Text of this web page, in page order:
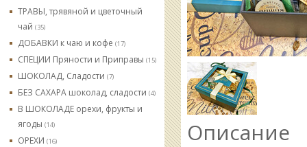
ТРАВЫ, трявяной и цветочный
чай (35)
ДОБАВКИ к чаю и кофе (17)
СПЕЦИИ Пряности и Приправы (15)
ШОКОЛАД, Сладости (7)
БЕЗ САХАРА шоколад, сладости (4)
В ШОКОЛАДЕ орехи, фрукты и
ягоды (14)
ОРЕХИ (16) Описание